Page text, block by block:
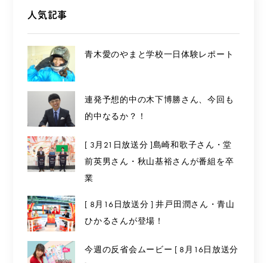
人気記事
青木愛のやまと学校一日体験レポート
連発予想的中の木下博勝さん、今回も
的中なるか？！
[ 3月21日放送分 ]島崎和歌子さん・堂
前英男さん・秋山基裕さんが番組を卒
業
[ 8月16日放送分 ] 井戸田潤さん・青山
ひかるさんが登場！
今週の反省会ムービー [ 8月16日放送分